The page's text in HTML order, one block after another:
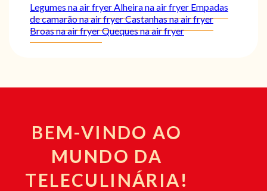
Legumes na air fryer Alheira na air fryer Empadas
de camarão na air fryerCastanhas na air fryer
Broas na air fryerQueques na air fryer
BEM-VINDO AO
MUNDO DA
TELECULINÁRIA!